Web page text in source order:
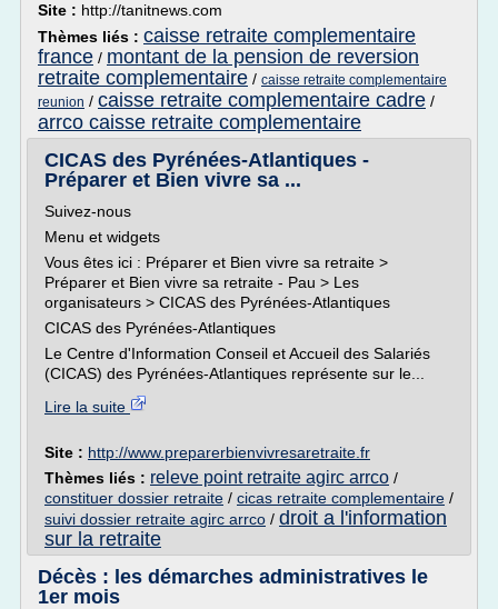
Site : http://tanitnews.com
Thèmes liés : caisse retraite complementaire
france / montant de la pension de reversion
retraite complementaire / caisse retraite complementaire
reunion / caisse retraite complementaire cadre /
arrco caisse retraite complementaire
CICAS des Pyrénées-Atlantiques -
Préparer et Bien vivre sa ...
Suivez-nous
Menu et widgets
Vous êtes ici : Préparer et Bien vivre sa retraite >
Préparer et Bien vivre sa retraite - Pau > Les
organisateurs > CICAS des Pyrénées-Atlantiques
CICAS des Pyrénées-Atlantiques
Le Centre d'Information Conseil et Accueil des Salariés
(CICAS) des Pyrénées-Atlantiques représente sur le...
Lire la suite
Site : http://www.preparerbienvivresaretraite.fr
Thèmes liés : releve point retraite agirc arrco /
constituer dossier retraite / cicas retraite complementaire /
suivi dossier retraite agirc arrco / droit a l'information
sur la retraite
Décès : les démarches administratives le
1er mois